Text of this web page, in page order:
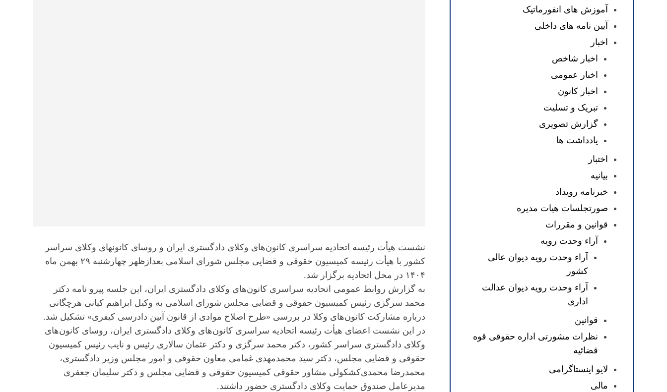
نشست هیأت رئیسه اتحادیه سراسری کانون‌های وکلای دادگستری ایران و روسای کانون‎های وکلای سراسر
کشور با هیأت رئیسه کمیسیون حقوقی و قضایی مجلس شورای اسلامی بعدازظهر چهارشنبه ۲۹ بهمن ماه
۱۴۰۴ در محل اتحادیه برگزار شد.
به گزارش روابط عمومی اتحادیه سراسری کانون‌های وکلای دادگستری ایران، این جلسه پیرو نامه دکتر
محمد سرگزی رئیس کمیسیون حقوقی و قضایی مجلس شورای اسلامی به وکیل ابراهیم کیانی هرچگانی
درباره مشارکت کانون‌های وکلا در بررسی «طرح اصلاح موادی از قانون آیین دادرسی کیفری» تشکیل شد.
در این نشست اعضای هیأت رئیسه اتحادیه سراسری کانون‌های وکلای دادگستری ایران، روسای کانون‌های
وکلای دادگستری سراسر کشور، دکتر محمد سرگزی و دکتر عثمان سالاری رئیس و نایب رئیس کمیسیون
حقوقی و قضایی مجلس، دکتر سید محمدمهدی غمامی معاون حقوقی و امور مجلس وزیر دادگستری،
محمدرضا محمدی‌کشکولی مشاور حقوقی کمیسیون حقوقی و قضایی مجلس و دکتر سلیمان جعفری
مدیرعامل صندوق حمایت وکلای دادگستری حضور داشتند.
آموزش های انفورماتیک
آیین نامه های داخلی
اخبار
اخبار شاخص
اخبار عمومی
اخبار کانون
تبریک و تسلیت
گزارش تصویری
یادداشت ها
اختبار
بیانیه
خبرنامه رویداد
صورتجلسات هیات مدیره
قوانین و مقررات
آراء وحدت رویه
آراء وحدت رویه دیوان عالی
کشور
آراء وحدت رویه دیوان عدالت
اداری
قوانین
نظرات مشورتی اداره حقوقی قوه
قضائیه
لایو اینستاگرامی
مالی